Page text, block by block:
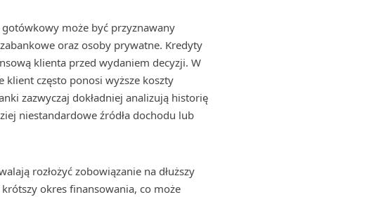
gotówkowy może być przyznawany
oraz osoby prywatne. Kredyty
klienta przed wydaniem decyzji. W
klient często ponosi wyższe koszty
zazwyczaj dokładniej analizują historię
niestandardowe źródła dochodu lub
rozłożyć zobowiązanie na dłuższy
okres finansowania, co może